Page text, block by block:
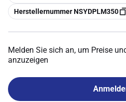
Kopieren
Herstellernummer NSYDPLM350
Melden Sie sich an, um Preise
anzuzeigen